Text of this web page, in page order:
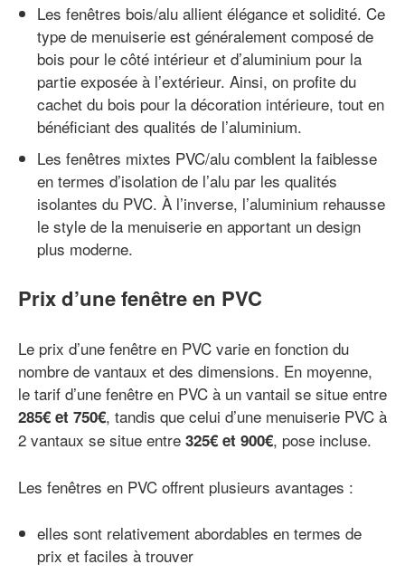
Les fenêtres bois/alu allient élégance et solidité. Ce
type de menuiserie est généralement composé de
bois pour le côté intérieur et d’aluminium pour la
partie exposée à l’extérieur. Ainsi, on profite du
cachet du bois pour la décoration intérieure, tout en
bénéficiant des qualités de l’aluminium.
Les fenêtres mixtes PVC/alu comblent la faiblesse
en termes d’isolation de l’alu par les qualités
isolantes du PVC. À l’inverse, l’aluminium rehausse
le style de la menuiserie en apportant un design
plus moderne.
Prix d’une fenêtre en PVC
Le prix d’une fenêtre en PVC varie en fonction du
nombre de vantaux et des dimensions. En moyenne,
le tarif d’une fenêtre en PVC à un vantail se situe entre
285€ et 750€, tandis que celui d’une menuiserie PVC à
2 vantaux se situe entre 325€ et 900€, pose incluse.
Les fenêtres en PVC offrent plusieurs avantages :
elles sont relativement abordables en termes de
prix et faciles à trouver